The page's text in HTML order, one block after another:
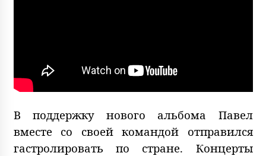
В поддержку нового альбома Павел
вместе со своей командой отправился
гастролировать по стране. Концерты